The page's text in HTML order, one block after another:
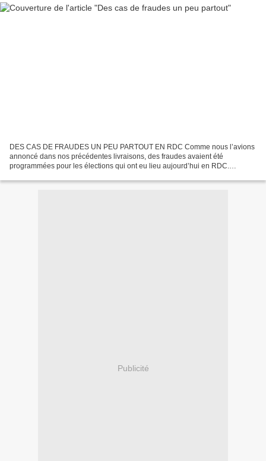
DES CAS DE FRAUDES UN PEU PARTOUT EN RDC Comme nous l’avions
annoncé dans nos précédentes livraisons, des fraudes avaient été
programmées pour les élections qui ont eu lieu aujourd’hui en RDC.
Publicité